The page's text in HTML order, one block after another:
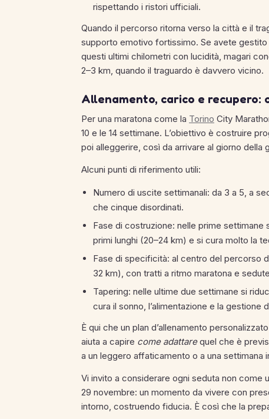
rispettando i ristori ufficiali.
Quando il percorso ritorna verso la città e il
supporto emotivo fortissimo. Se avete
questi ultimi chilometri con lucidità, magari
2–3 km, quando il traguardo è davvero vicino.
Allenamento, carico e recupero:
Per una maratona come la Torino City
10 e le 14 settimane. L’obiettivo è costruire
poi alleggerire, così da arrivare al giorno
Alcuni punti di riferimento utili:
Numero di uscite settimanali: da 3 a 5, a
che cinque disordinati.
Fase di costruzione: nelle prime
primi lunghi (20–24 km) e si cura molto la
Fase di specificità: al centro del percorso
32 km), con tratti a ritmo maratona e
Tapering: nelle ultime due settimane si
cura il sonno, l’alimentazione e la gestione
È qui che un plan d’allenamento
aiuta a capire come adattarequel che è
a un leggero affaticamento o a una settimana
Vi invito a considerare ogni seduta non come
29 novembre: un momento da vivere con
intorno, costruendo fiducia. È così che la